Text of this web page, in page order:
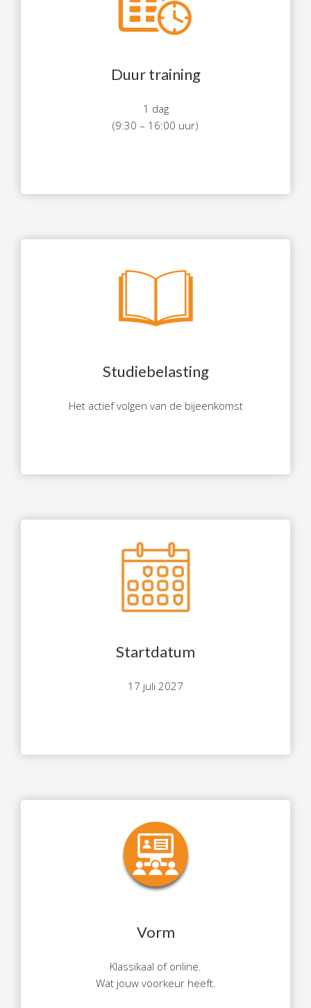
Duur training
1 dag
(9:30 – 16:00 uur)
Studiebelasting
Het actief volgen van de bijeenkomst
Startdatum
17 juli 2027
Vorm
Klassikaal of online.
Wat jouw voorkeur heeft.